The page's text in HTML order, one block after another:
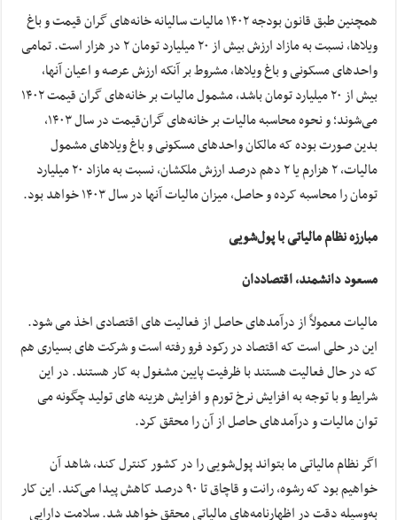
همچنین طبق قانون بودجه ۱۴۰۲ مالیات سالیانه خانه‌های گران قیمت و باغ
ویلاها، نسبت به مازاد ارزش بیش از ۲۰ میلیارد تومان ۲ در هزار است. تمامی
واحدهای مسکونی و باغ ویلاها، مشروط بر آنکه ارزش عرصه و اعیان آنها،
بیش از ۲۰ میلیارد تومان باشد، مشمول مالیات بر خانه‌های گران قیمت ۱۴۰۲
می‌شوند؛ و نحوه محاسبه مالیات بر خانه‌های گران‌قیمت در سال ۱۴۰۳،
بدین صورت بوده که مالکان واحدهای مسکونی و باغ ویلاهای مشمول
مالیات، ۲ هزارم یا ۲ دهم درصد ارزش ملکشان، نسبت به مازاد ۲۰ میلیارد
تومان را محاسبه کرده و حاصل، میزان مالیات آنها در سال ۱۴۰۳ خواهد بود.
مبارزه نظام مالیاتی با پول‌شویی
مسعود دانشمند، اقتصاددان
مالیات معمولاً از درآمدهای حاصل از فعالیت های اقتصادی اخذ می شود.
این در حلی است که اقتصاد در رکود فرو رفته است و شرکت های بسیاری هم
که در حال فعالیت هستند با ظرفیت پایین مشغول به کار هستند. در این
شرایط و با توجه به افزایش نرخ تورم و افزایش هزینه های تولید چگونه می
توان مالیات و درآمدهای حاصل از آن را محقق کرد.
اگر نظام مالیاتی ما بتواند پول‌شویی را در کشور کنترل کند، شاهد آن
خواهیم بود که رشوه، رانت و قاچاق تا ۹۰ درصد کاهش پیدا می‌کند. این کار
به‌وسیله دقت در اظهارنامه‌های مالیاتی محقق خواهد شد. سلامت دارایی